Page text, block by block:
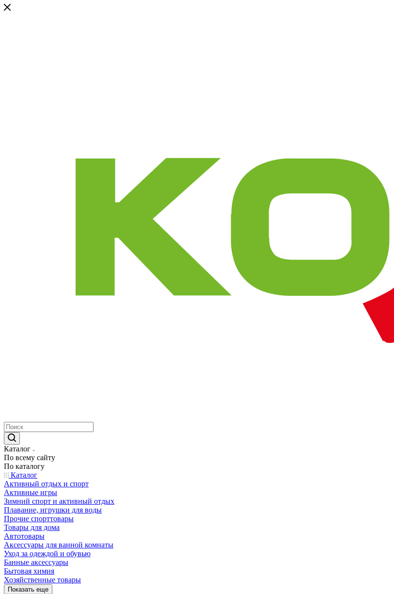
Каталог
По всему сайту
По каталогу
Каталог
Активный отдых и спорт
Активные игры
Зимний спорт и активный отдых
Плавание, игрушки для воды
Прочие спорттовары
Товары для дома
Автотовары
Аксессуары для ванной комнаты
Уход за одеждой и обувью
Банные аксессуары
Бытовая химия
Хозяйственные товары
Показать еще